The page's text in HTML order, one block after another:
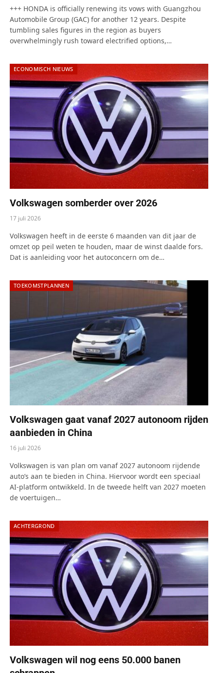
+++ HONDA is officially renewing its vows with Guangzhou
Automobile Group (GAC) for another 12 years. Despite
tumbling sales figures in the region as buyers
overwhelmingly rush toward electrified options,…
ECONOMISCH NIEUWS
Volkswagen somberder over 2026
17 juli 2026
Volkswagen heeft in de eerste 6 maanden van dit jaar de
omzet op peil weten te houden, maar de winst daalde fors.
Dat is aanleiding voor het autoconcern om de…
TOEKOMSTPLANNEN
Volkswagen gaat vanaf 2027 autonoom rijden
aanbieden in China
16 juli 2026
Volkswagen is van plan om vanaf 2027 autonoom rijdende
auto’s aan te bieden in China. Hiervoor wordt een speciaal
AI-platform ontwikkeld. In de tweede helft van 2027 moeten
de voertuigen…
ACHTERGROND
Volkswagen wil nog eens 50.000 banen